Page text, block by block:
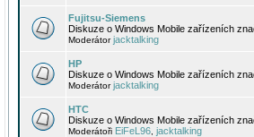
Fujitsu-Siemens
Diskuze o Windows Mobile zařízeních
Moderátorjacktalking
HP
Diskuze o Windows Mobile zařízeních
Moderátorjacktalking
HTC
Diskuze o Windows Mobile zařízeních
Moderátoři EiFeL96 jacktalking